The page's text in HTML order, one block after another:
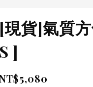
[現貨]氣質
S ]